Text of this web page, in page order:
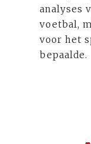
analyses
voetbal,
voor het
bepaalde.